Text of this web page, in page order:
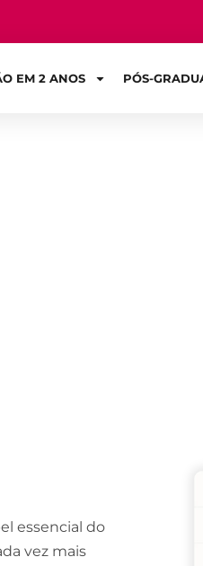
EM 2 ANOS PÓS-
essencial do
vez mais